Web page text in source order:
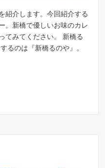
紹介します。今回紹介する
。新橋で優しいお味のカレ
てみてください。 新橋る
るのは『新橋るのや』。